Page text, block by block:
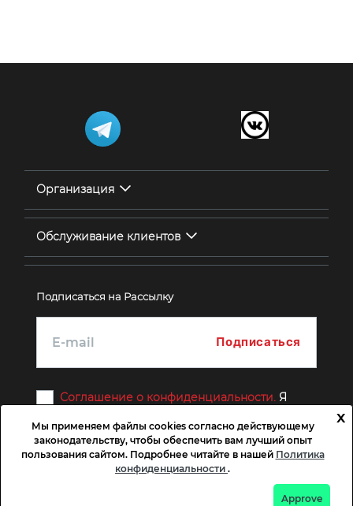
Организация
Обслуживание клиентов
Подписаться на Рассылку
Соглашение о конфиденциальности. Я
Copyright © 2026 LOFT. Все права защищены.
Мы применяем файлы cookies согласно действующему
законодательству, чтобы обеспечить вам лучший опыт
пользования сайтом. Подробнее читайте в нашей Политика
конфиденциальности .
Approve
x